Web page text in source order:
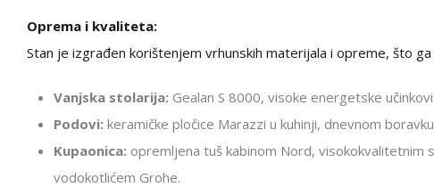
Oprema i kvaliteta:
Stan je izgrađen korištenjem vrhunskih materijala i opreme, što
Vanjska stolarija: Gealan S 8000, visoke energetske
Podovi: keramičke pločice Marazzi u kuhinji, dnevnom
Kupaonica: opremljena tuš kabinom Nord, visokokvalitetnim
vodokotlićem Grohe.